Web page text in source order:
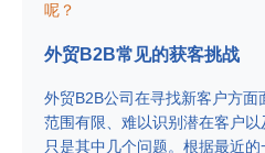
呢？
外贸B2B常见的获客挑战
外贸B2B公司在寻找新客户方面
范围有限、难以识别潜在客户
只是其中几个问题。根据最近